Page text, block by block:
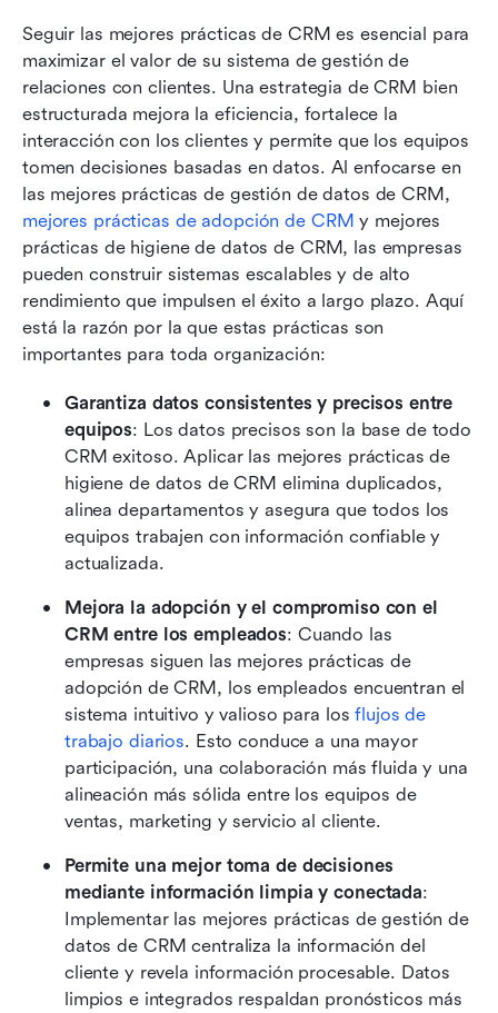
Seguir las mejores prácticas de CRM es esencial para
maximizar el valor de su sistema de gestión de
relaciones con clientes. Una estrategia de CRM bien
estructurada mejora la eficiencia, fortalece la
interacción con los clientes y permite que los equipos
tomen decisiones basadas en datos. Al enfocarse en
mejores prácticas de adopción de CRM y mejores
prácticas de higiene de datos de CRM, las empresas
pueden construir sistemas escalables y de alto
rendimiento que impulsen el éxito a largo plazo. Aquí
está la razón por la que estas prácticas son
importantes para toda organización:
Garantiza datos consistentes y precisos entre
equipos: Los datos precisos son la base de todo
CRM exitoso. Aplicar las mejores prácticas de
higiene de datos de CRM elimina duplicados,
alinea departamentos y asegura que todos los
equipos trabajen con información confiable y
actualizada.
Mejora la adopción y el compromiso con el
CRM entre los empleados: Cuando las
empresas siguen las mejores prácticas de
adopción de CRM, los empleados encuentran el
sistema intuitivo y valioso para los flujos de
trabajo diarios. Esto conduce a una mayor
participación, una colaboración más fluida y una
alineación más sólida entre los equipos de
ventas, marketing y servicio al cliente.
Permite una mejor toma de decisiones
mediante información limpia y conectada:
Implementar las mejores prácticas de gestión de
datos de CRM centraliza la información del
cliente y revela información procesable. Datos
limpios e integrados respaldan pronósticos más